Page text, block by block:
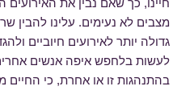
חיינו, כך שאם נבין את האירועים
מצבים לא נעימים. עלינו להבין
גדולה יותר לאירועים חיוביים
לעשות בלחפש איפה אנשים
בהתנהגות זו או אחרת, כי החיים